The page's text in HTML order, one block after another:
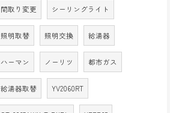
間取り変更 シーリングライト
照明取替 照明交換 給湯器
ハーマン ノーリツ 都市ガス
給湯器取替 YV2060RT